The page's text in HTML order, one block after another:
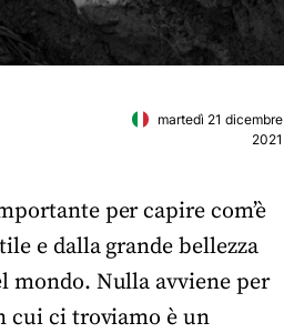
martedì 21 dicembre
2021
per capire com’è
e dalla grande bellezza
mondo. Nulla avviene per
cui ci troviamo è un